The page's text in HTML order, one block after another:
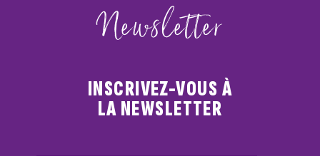
Newsletter
INSCRIVEZ-VOUS À
LA NEWSLETTER